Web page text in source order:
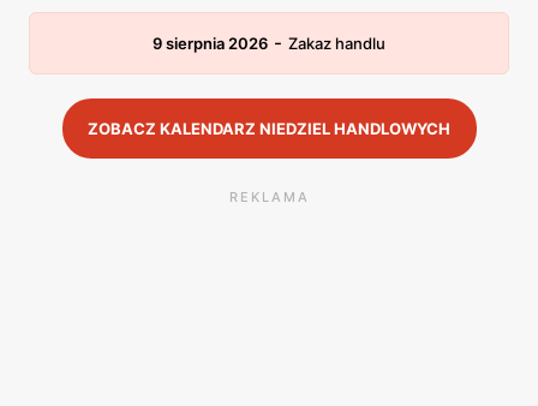
9 sierpnia 2026 - Zakaz handlu
ZOBACZ KALENDARZ NIEDZIEL HANDLOWYCH
REKLAMA